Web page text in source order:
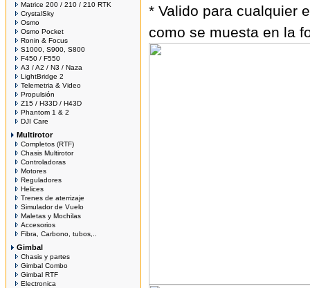
Matrice 200 / 210 / 210 RTK
CrystalSky
Osmo
Osmo Pocket
Ronin & Focus
S1000, S900, S800
F450 / F550
A3 / A2 / N3 / Naza
LightBridge 2
Telemetria & Video
Propulsión
Z15 / H33D / H43D
Phantom 1 & 2
DJI Care
Multirotor
Completos (RTF)
Chasis Multirotor
Controladoras
Motores
Reguladores
Helices
Trenes de aterrizaje
Simulador de Vuelo
Maletas y Mochilas
Accesorios
Fibra, Carbono, tubos,..
Gimbal
Chasis y partes
Gimbal Combo
Gimbal RTF
Electronica
* Valido para cualquier
como se muesta en la